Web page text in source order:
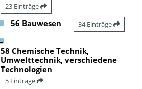
23 Einträge
56 Bauwesen 34 Einträge
58 Chemische Technik,
Umwelttechnik, verschiedene
Technologien
5 Einträge